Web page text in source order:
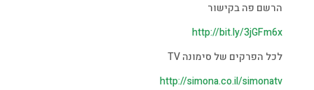
הרשם פה בקישור
http://bit.ly/3jGFm6x
לכל הפרקים של סימונה TV
http://simona.co.il/simonatv